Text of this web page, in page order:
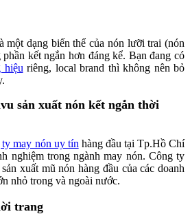
một dạng biến thể của nón lưỡi trai (nón
kết ngắn hơn đáng kể. Bạn đang có
hiệu riêng, local brand thì không nên bỏ
sản xuất nón kết ngắn thời
ty may nón uy tín hàng đầu tại Tp.Hồ Chí
nghiệm trong ngành may nón. Công ty
xuất mũ nón hàng đầu của các doanh
nhỏ trong và ngoài nước.
trang